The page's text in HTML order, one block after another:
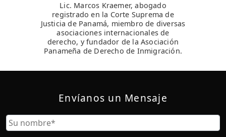
Lic. Marcos Kraemer, abogado
registrado en la Corte Suprema de
Justicia de Panamá, miembro de diversas
asociaciones internacionales de
derecho, y fundador de la Asociación
Panameña de Derecho de Inmigración.
Envíanos un Mensaje
Nombre